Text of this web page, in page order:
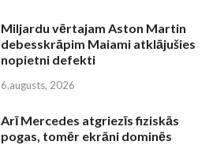
Miljardu vērtajam Aston Martin
debesskrāpim Maiami atklājušies
nopietni defekti
6.augusts, 2026
Arī Mercedes atgriezīs fiziskās
pogas, tomēr ekrāni dominēs